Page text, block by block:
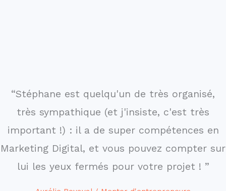
“Stéphane est quelqu'un de très organisé,
très sympathique (et j'insiste, c'est très
important !) : il a de super compétences en
Marketing Digital, et vous pouvez compter sur
lui les yeux fermés pour votre projet ! ”